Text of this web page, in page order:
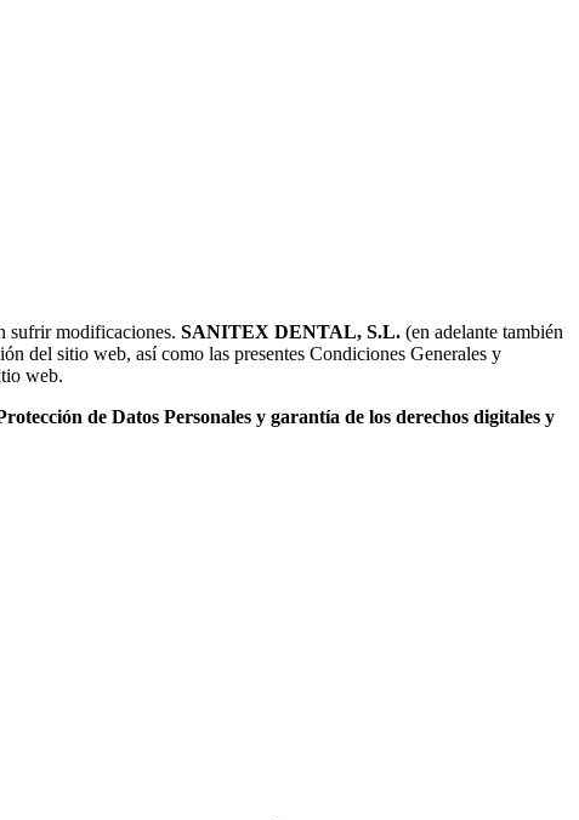
sufrir modificaciones. SANITEX DENTAL, S.L. (en adelante también
del sitio web, así como las presentes Condiciones Generales y
web.
de Datos Personales y garantía de los derechos digitales y